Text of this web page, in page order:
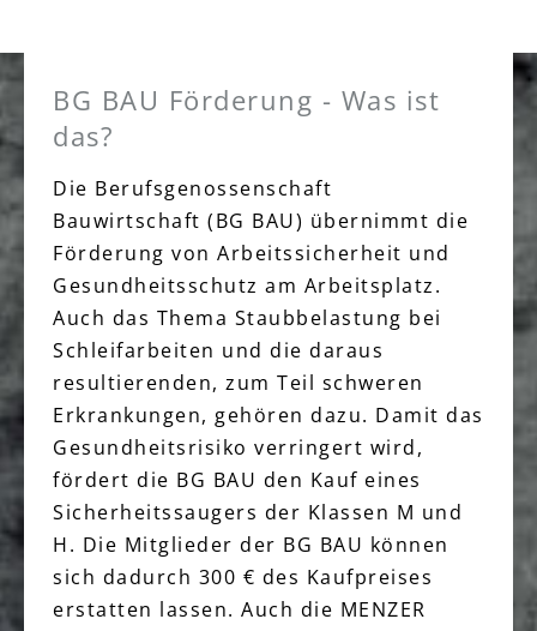
BG BAU Förderung - Was ist
das?
Die Berufsgenossenschaft
Bauwirtschaft (BG BAU) übernimmt die
Förderung von Arbeitssicherheit und
Gesundheitsschutz am Arbeitsplatz.
Auch das Thema Staubbelastung bei
Schleifarbeiten und die daraus
resultierenden, zum Teil schweren
Erkrankungen, gehören dazu. Damit das
Gesundheitsrisiko verringert wird,
fördert die BG BAU den Kauf eines
Sicherheitssaugers der Klassen M und
H. Die Mitglieder der BG BAU können
sich dadurch 300 € des Kaufpreises
erstatten lassen. Auch die MENZER